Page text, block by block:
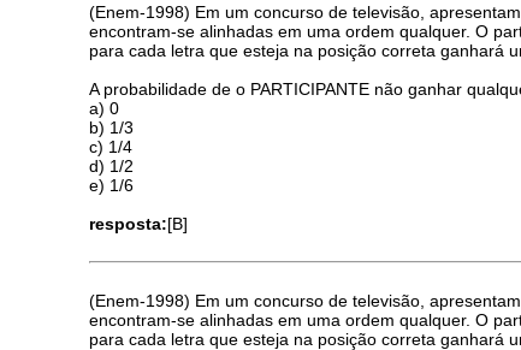
(Enem-1998) Em um concurso de televisão,
encontram-se alinhadas em uma ordem qualquer. O
para cada letra que esteja na posição correta ganhará
A probabilidade de o PARTICIPANTE não ganhar
a) 0
b) 1/3
c) 1/4
d) 1/2
e) 1/6
resposta:[B]
(Enem-1998) Em um concurso de televisão,
encontram-se alinhadas em uma ordem qualquer. O
para cada letra que esteja na posição correta ganhará